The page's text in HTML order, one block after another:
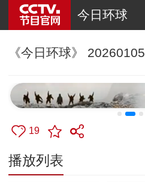
今日环球
《今日环球》 20260105
19
播放列表